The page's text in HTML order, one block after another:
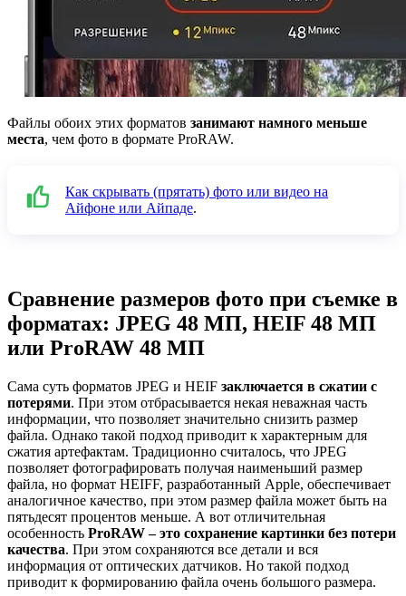
Файлы обоих этих форматов занимают намного меньше
места, чем фото в формате ProRAW.
Как скрывать (прятать) фото или видео на
Айфоне или Айпаде.
Сравнение размеров фото при съемке в
форматах: JPEG 48 МП, HEIF 48 МП
или ProRAW 48 МП
Сама суть форматов JPEG и HEIF заключается в сжатии с
потерями. При этом отбрасывается некая неважная часть
информации, что позволяет значительно снизить размер
файла. Однако такой подход приводит к характерным для
сжатия артефактам. Традиционно считалось, что JPEG
позволяет фотографировать получая наименьший размер
файла, но формат HEIFF, разработанный Apple, обеспечивает
аналогичное качество, при этом размер файла может быть на
пятьдесят процентов меньше. А вот отличительная
особенность ProRAW – это сохранение картинки без потери
качества. При этом сохраняются все детали и вся
информация от оптических датчиков. Но такой подход
приводит к формированию файла очень большого размера.